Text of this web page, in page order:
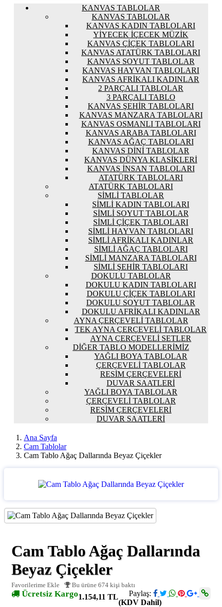
KANVAS TABLOLAR
KANVAS TABLOLAR
KANVAS KADIN TABLOLARI
YIYECEK İÇECEK MÜZIK
KANVAS ÇIÇEK TABLOLARI
KANVAS ATATÜRK TABLOLARI
KANVAS SOYUT TABLOLAR
KANVAS HAYVAN TABLOLARI
KANVAS AFRIKALI KADINLAR
2 PARÇALI TABLOLAR
3 PARÇALI TABLO
KANVAS ŞEHIR TABLOLARI
KANVAS MANZARA TABLOLARI
KANVAS OSMANLI TABLOLARI
KANVAS ARABA TABLOLARI
KANVAS AĞAÇ TABLOLARI
KANVAS DINI TABLOLAR
KANVAS DÜNYA KLASIKLERI
KANVAS İNSAN TABLOLARI
ATATÜRK TABLOLARI
ATATÜRK TABLOLARI
SIMLI TABLOLAR
SIMLI KADIN TABLOLARI
SIMLI SOYUT TABLOLAR
SIMLI ÇIÇEK TABLOLARI
SIMLI HAYVAN TABLOLARI
SIMLI AFRIKALI KADINLAR
SIMLI AĞAÇ TABLOLARI
SIMLI MANZARA TABLOLARI
SIMLI ŞEHIR TABLOLARI
DOKULU TABLOLAR
DOKULU KADIN TABLOLARI
DOKULU ÇIÇEK TABLOLARI
DOKULU SOYUT TABLOLAR
DOKULU AFRIKALI KADINLAR
AYNA ÇERÇEVELI TABLOLAR
TEK AYNA ÇERÇEVELI TABLOLAR
AYNA ÇERÇEVELI SETLER
DIĞER TABLO MODELLERIMIZ
YAĞLI BOYA TABLOLAR
ÇERÇEVELI TABLOLAR
RESIM ÇERÇEVELERI
DUVAR SAATLERI
YAĞLI BOYA TABLOLAR
ÇERÇEVELI TABLOLAR
RESIM ÇERÇEVELERI
DUVAR SAATLERI
Ana Sayfa
Cam Tablolar
Cam Tablo Ağaç Dallarında Beyaz Çiçekler
Cam Tablo Ağaç Dallarında
Beyaz Çiçekler
Favorilerime Ekle Bu ürüne 674 kişi baktı
Ücretsiz Kargo Paylaş:
1.154,11 TL
(KDV Dahil)